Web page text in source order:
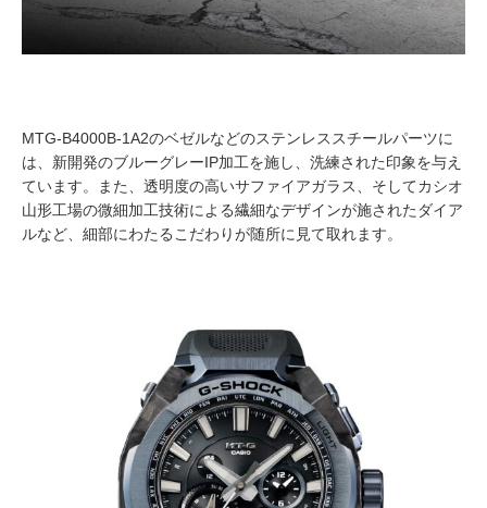
MTG-B4000B-1A2のベゼルなどのステンレススチールパーツに
は、新開発のブルーグレーIP加工を施し、洗練された印象を与え
ています。また、透明度の高いサファイアガラス、そしてカシオ
山形工場の微細加工技術による繊細なデザインが施されたダイア
ルなど、細部にわたるこだわりが随所に見て取れます。